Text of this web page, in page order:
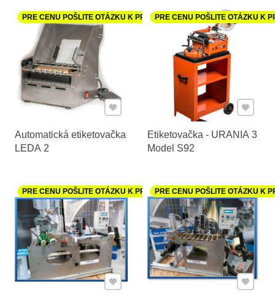
Automatická etiketovačka
LEDA 2
PRE CENU POŠLITE OTÁZKU K PRODUKTU
Pridať k Obľúbeným
Etiketovačka - URANIA 3
Model S92
PRE CENU POŠLITE OTÁZKU K
Pridať
PRE CENU POŠLITE OTÁZKU K PRODUKTU
Pridať k Obľúbeným
PRE CENU POŠLITE OTÁZKU K
Pridať k